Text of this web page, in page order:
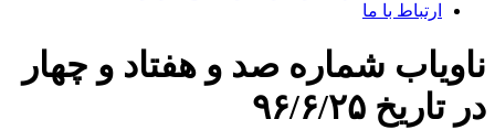
ارتباط با ما
ناویاب شماره صد و هفتاد و چهار
در تاریخ ۹۶/۶/۲۵